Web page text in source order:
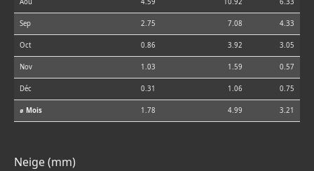
Aoû 4.59 10.92 6.33
Sep 2.75 7.08 4.33
Oct 0.86 3.92 3.05
Nov 1.03 1.59 0.57
Déc 0.31 1.06 0.75
⌀ Mois 1.78 4.99 3.21
Neige (mm)